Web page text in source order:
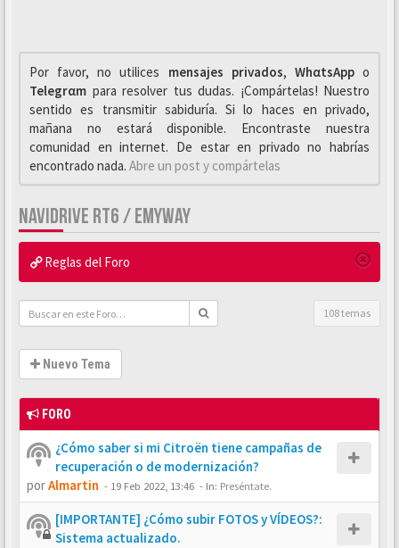
Por favor, no utilices mensajes privados, WhαtsAppo
Telegrαm para resolver tus dudas. ¡Compártelas! Nuestro
sentido es transmitir sabiduría. Si lo haces en privado,
mañana no estará disponible. Encontraste nuestra
comunidad en internet. De estar en privado no habrías
encontrado nada. Abre un post y compártelas
NAVIDRIVE RT6 / EMYWAY
Reglas del Foro
108 temas
Nuevo Tema
FORO
¿Cómo saber si mi Citroën tiene campañas de
recuperación o de modernización?
porAlmartin - 19 Feb 2022, 13:46 - In: Preséntate.
[IMPORTANTE] ¿Cómo subir FOTOS y VÍDEOS?:
Sistema actualizado.